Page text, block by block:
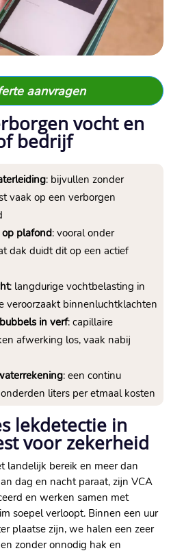
aanvragen
vocht en
bedrijf
: bijvullen zonder
vaak op een verborgen
op plafond: vooral onder
dak duidt dit op een actief
: langdurige vochtbelasting in
veroorzaakt binnenluchtklachten
in verf: capillaire
afwerking los, vaak nabij
: een continu
liters per etmaal kosten
lekdetectie in
voor zekerheid
landelijk bereik en meer dan
dag en nacht paraat, zijn VCA
en werken samen met
soepel verloopt.​ Binnen een uur
plaatse zijn, we halen een zeer
zonder onnodig hak en